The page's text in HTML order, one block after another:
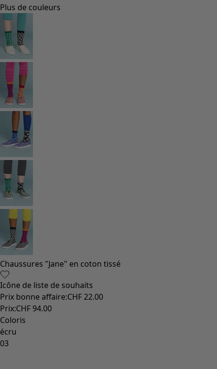
Styles de vétements
Vêtements en lin
Robes de style hippie
Grandes Tailles
À fleurs
Vêtements hippies
Une mode scandinave
Superpositions
À rayures
Des carreaux à foison
À pois
Vêtements bio
Un design suédois
Robes en jersey
Vêtements bohèmes
Des vêtements pour les soirées fraîches
Vêtements à motif
Coton
Coton biologique
Maillots de bain et vêtements de plage
Vêtements de fête